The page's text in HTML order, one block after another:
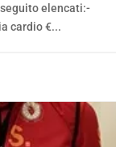
elencati:-
cardio €...